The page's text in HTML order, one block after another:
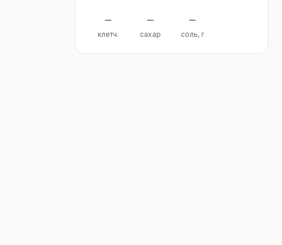
–
клетч.
–
сахар
–
соль, г